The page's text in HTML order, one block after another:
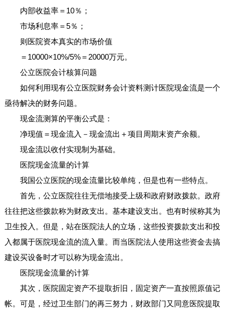
内部收益率＝10％；
市场利息率＝5％；
则医院资本真实的市场价值
＝10000×10%/5%＝20000万元。
公立医院会计核算问题
如何利用现有公立医院财务会计资料测计医院现金流是一个
亟待解决的财务问题。
现金流测算的平衡公式是：
净现值＝现金流入－现金流出＋项目周期末资产余额。
现金流以收付实现制为基础。
医院现金流量的计算
我国公立医院的现金流量比较单纯，但是也有一些特点。
首先，公立医院往往无偿地接受上级和政府财政拨款。政府
往往把这些拨款称为财政支出。基本建设支出。也有时候称其为
卫生投入。但是，站在医院法人的立场，这些投资拨款支出和投
入都属于医院现金流的流入量。而当医院法人使用这些资金去搞
建设买设备时才可以称为现金流出。
医院现金流量的计算
其次，医院固定资产不提取折旧，固定资产一直按照原值记
帐。可是，经过卫生部门的再三努力，财政部门又同意医院提取